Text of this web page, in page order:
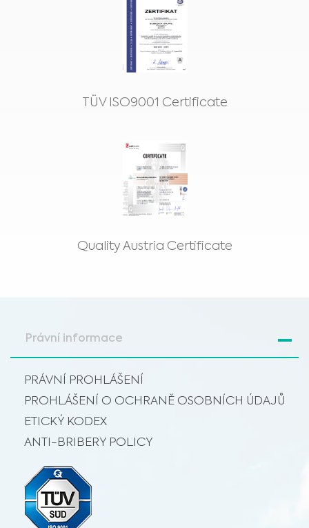
NEPOSKYTUJÍ ZDRAVOTNICKÉ PORADENSTVÍ
na těchto webových stránkách, mají informativní charakter a někdy jsou
určeny pouze zdravotnickým pracovníkům. Vlastník těchto webových
stránek nenese odpovědnost za jakékoli chyby, nepřesnosti nebo
nesrovnalosti, které mohou tyto stránky nebo odkazovaný obsah obsahovat.
Materiál na těchto stránkách nenahrazuje odborná lékařská doporučení,
diagnózy nebo léčby. Před zahájením nového léčebného režimu se vždy
obraťte na svého lékaře nebo jiné kvalifikované zdravotníky s jakýmikoliv
TÜV ISO9001 Certificate
Quality Austria Certificate
Právní informace
PRÁVNÍ PROHLÁŠENÍ
PROHLÁŠENÍ O OCHRANĚ OSOBNÍCH ÚDAJŮ
ETICKÝ KODEX
ANTI-BRIBERY POLICY